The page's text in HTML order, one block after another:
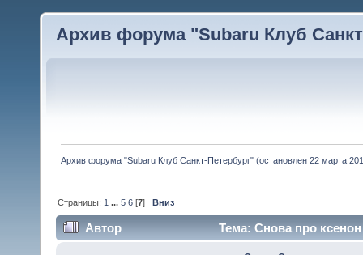
Архив форума "Subaru Клуб
Архив форума "Subaru Клуб Санкт-Петербург" (остановлен 22 марта
Страницы: 1 ...5 6 [7]Вниз
Автор Тема: Снова про